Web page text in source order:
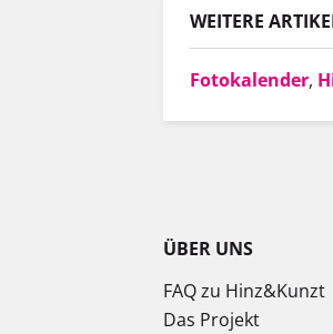
WEITERE
Fotokalender,
ÜBER UNS
FAQ zu Hinz&Kunzt
Das Projekt